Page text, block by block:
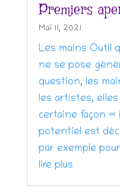
Premiers
Mai 11, 2021
Les mains Outil
ne se pose
question, les
les artistes,
certaine façon
potentiel est
par exemple
lire plus